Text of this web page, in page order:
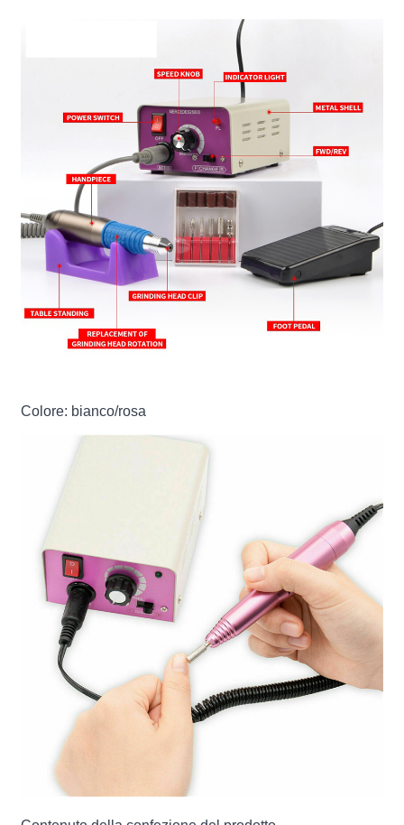
Colore: bianco/rosa